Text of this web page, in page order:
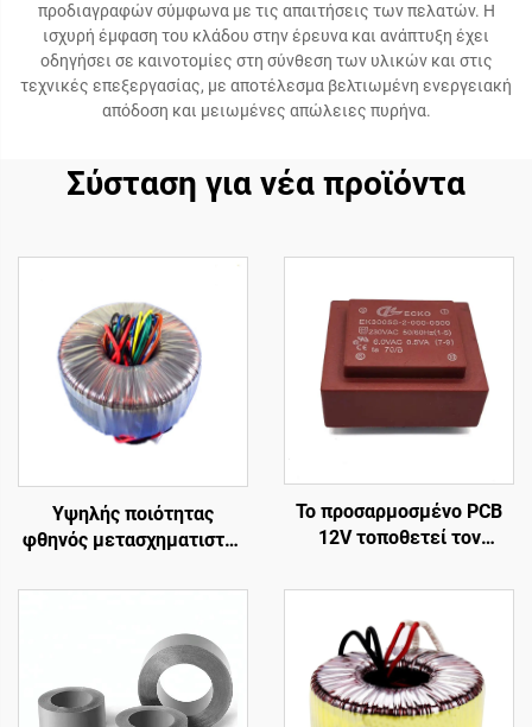
προδιαγραφών σύμφωνα με τις απαιτήσεις των πελατών. Η
ισχυρή έμφαση του κλάδου στην έρευνα και ανάπτυξη έχει
οδηγήσει σε καινοτομίες στη σύνθεση των υλικών και στις
τεχνικές επεξεργασίας, με αποτέλεσμα βελτιωμένη ενεργειακή
απόδοση και μειωμένες απώλειες πυρήνα.
Σύσταση για νέα προϊόντα
Υψηλής ποιότητας
φθηνός μετασχηματιστής
τοροειδής
ενισχυτή ισχύος
Το προσαρμοσμένο PCB
12V τοποθετεί τον
400V με τη συχνότητα
παραγωγής 50Hz
εισαγωγής 380V 24V 36V
110V 220V 240V